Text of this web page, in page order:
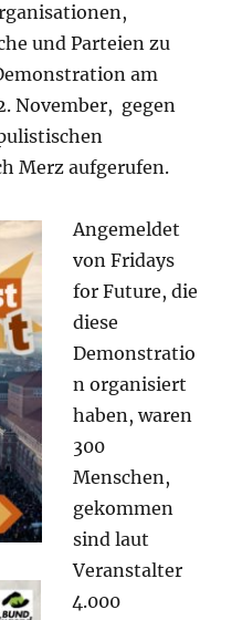
und Parteien zu
am
November, gegen
Merz aufgerufen.
Angemeldet
von Fridays
for Future, die
diese
Demonstratio
n organisiert
haben, waren
300
Menschen,
gekommen
sind laut
Veranstalter
4.000